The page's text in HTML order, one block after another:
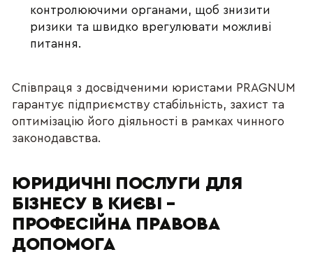
контролюючими органами, щоб знизити
ризики та швидко врегулювати можливі
питання.
Співпраця з досвідченими юристами PRAGNUM
гарантує підприємству стабільність, захист та
оптимізацію його діяльності в рамках чинного
законодавства.
ЮРИДИЧНІ ПОСЛУГИ ДЛЯ
БІЗНЕСУ В КИЄВІ –
ПРОФЕСІЙНА ПРАВОВА
ДОПОМОГА